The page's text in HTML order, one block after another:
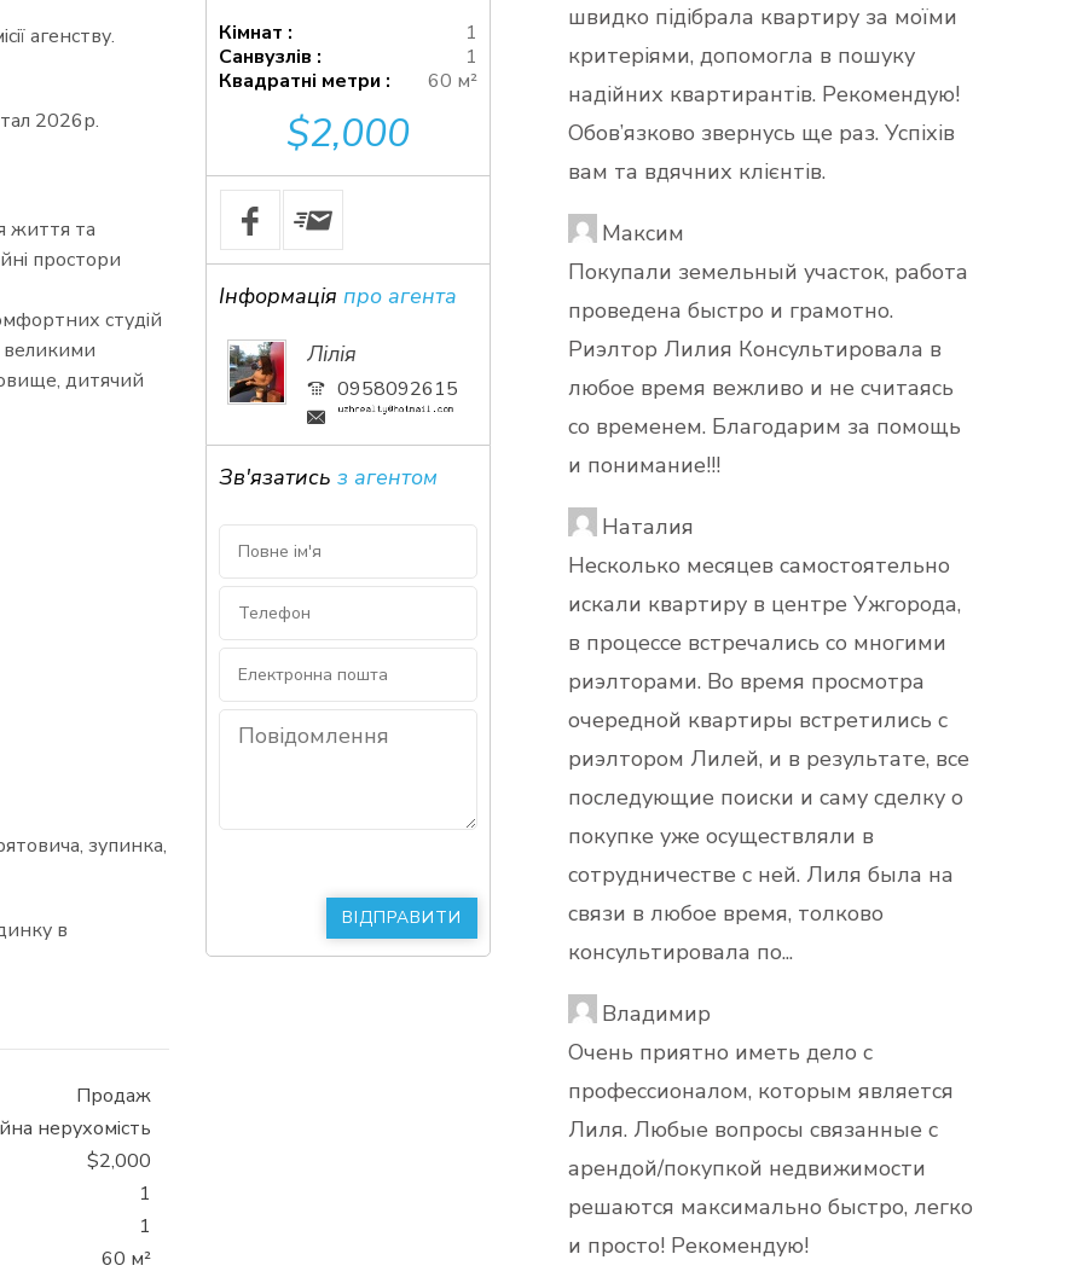
агенству.
2026р.
життя та
простори
студій
великими
дитячий
зупинка,
в
Продаж
нерухомість
$2,000
1
1
60 м²
Кімнат :
1
Санвузлів :
1
Квадратні метри :
60 м²
$2,000
Інформація про агента
Лілія
0958092615
Зв'язатись з агентом
швидко підібрала квартиру за моїми
критеріями, допомогла в пошуку
надійних квартирантів. Рекомендую!
Обов’язково звернусь ще раз. Успіхів
вам та вдячних клієнтів.
Максим
Покупали земельный участок, работа
проведена быстро и грамотно.
Риэлтор Лилия Консультировала в
любое время вежливо и не считаясь
со временем. Благодарим за помощь
и понимание!!!
Наталия
Несколько месяцев самостоятельно
искали квартиру в центре Ужгорода,
в процессе встречались со многими
риэлторами. Во время просмотра
очередной квартиры встретились с
риэлтором Лилей, и в результате, все
последующие поиски и саму сделку о
покупке уже осуществляли в
сотрудничестве с ней. Лиля была на
связи в любое время, толково
консультировала по...
Владимир
Очень приятно иметь дело с
профессионалом, которым является
Лиля. Любые вопросы связанные с
арендой/покупкой недвижимости
решаются максимально быстро, легко
и просто! Рекомендую!